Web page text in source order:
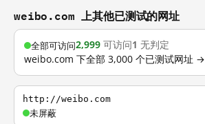
weibo.com 上其他已测试的网址
全部可访问2,999 可访问1 无判定
weibo.com 下全部 3,000 个已测试网址 →
http://weibo.com
未屏蔽